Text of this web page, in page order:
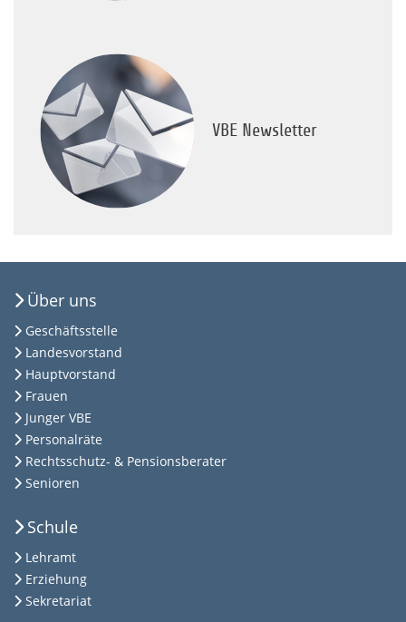
VBE Newsletter
Über uns
Geschäftsstelle
Landesvorstand
Hauptvorstand
Frauen
Junger VBE
Personalräte
Rechtsschutz- & Pensionsberater
Senioren
Schule
Lehramt
Erziehung
Sekretariat